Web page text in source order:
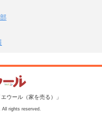
ウール（家を売る）」
rights reserved.